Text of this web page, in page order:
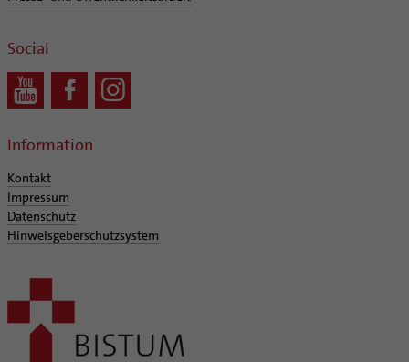
Social
Information
Kontakt
Impressum
Datenschutz
Hinweisgeberschutzsystem